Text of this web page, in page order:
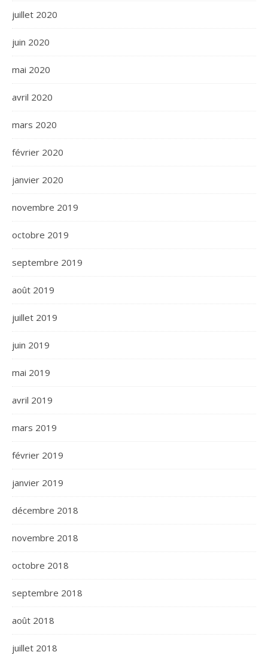
juillet 2020
juin 2020
mai 2020
avril 2020
mars 2020
février 2020
janvier 2020
novembre 2019
octobre 2019
septembre 2019
août 2019
juillet 2019
juin 2019
mai 2019
avril 2019
mars 2019
février 2019
janvier 2019
décembre 2018
novembre 2018
octobre 2018
septembre 2018
août 2018
juillet 2018